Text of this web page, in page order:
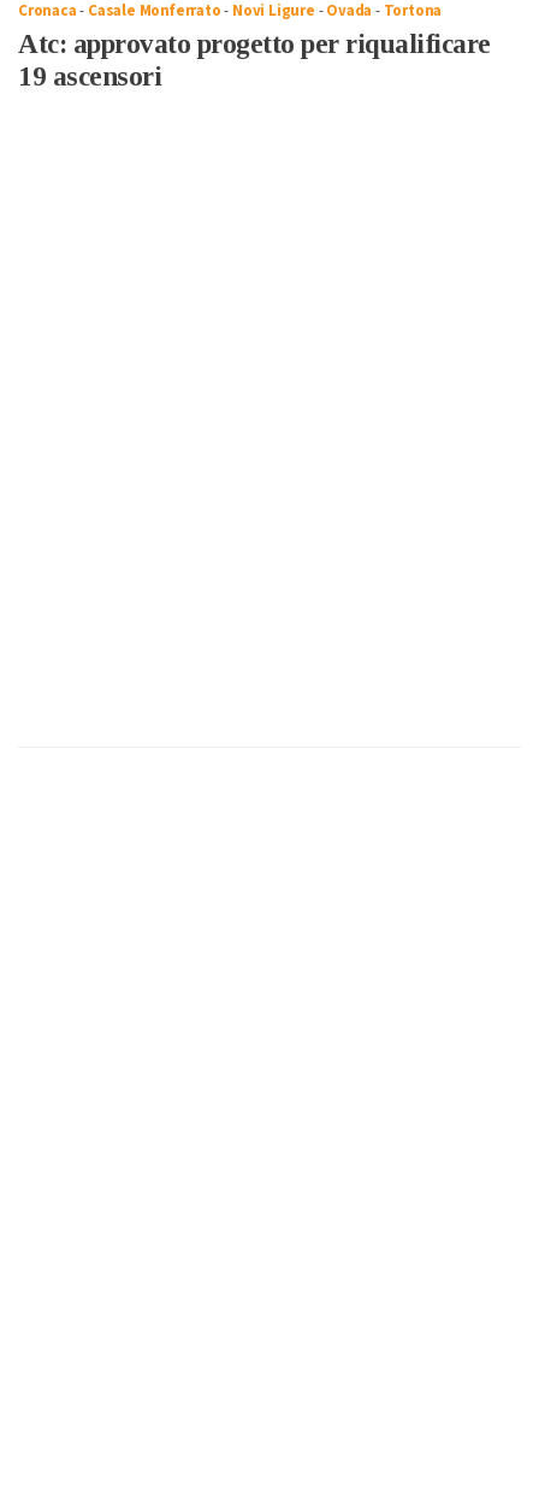
Cronaca- Casale Monferrato- Novi Ligure -Ovada - Tortona
Atc: approvato progetto per riqualificare
19 ascensori